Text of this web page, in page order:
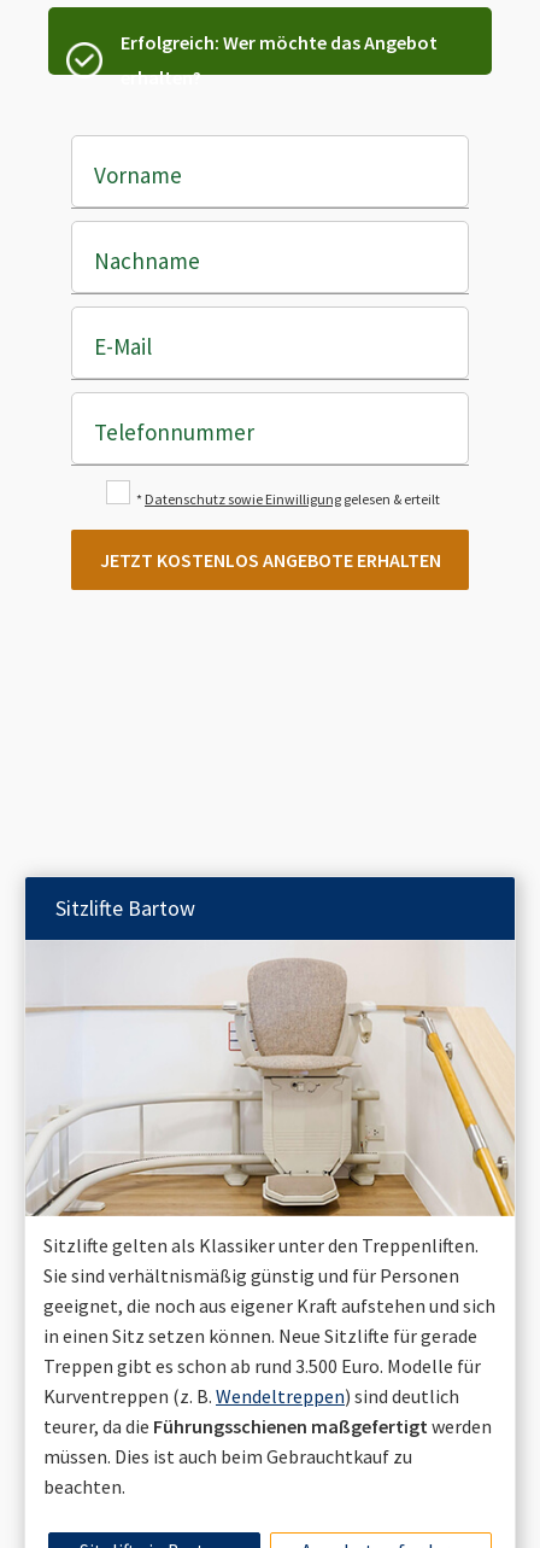
Erfolgreich: Wer möchte das Angebot
erhalten?
Vorname
Nachname
E-Mail
Telefonnummer
* Datenschutz sowie Einwilligung gelesen & erteilt
JETZT KOSTENLOS ANGEBOTE ERHALTEN
Sitzlifte Bartow
Sitzlifte gelten als Klassiker unter den Treppenliften.
Sie sind verhältnismäßig günstig und für Personen
geeignet, die noch aus eigener Kraft aufstehen und sich
in einen Sitz setzen können. Neue Sitzlifte für gerade
Treppen gibt es schon ab rund 3.500 Euro. Modelle für
Kurventreppen (z. B. Wendeltreppen) sind deutlich
teurer, da die Führungsschienen maßgefertigt werden
müssen. Dies ist auch beim Gebrauchtkauf zu
beachten.